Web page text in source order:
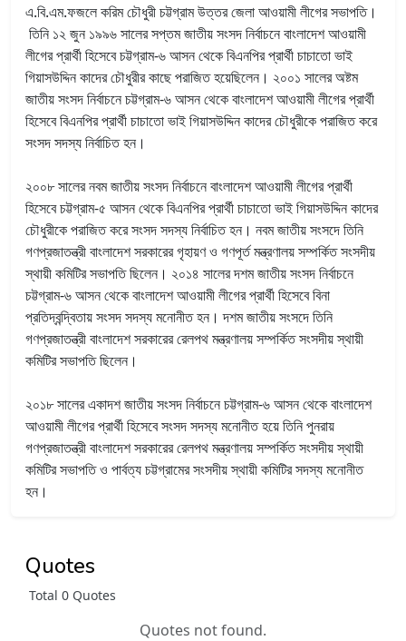
এ.বি.এম.ফজলে করিম চৌধুরী চট্টগ্রাম উত্তর জেলা আওয়ামী লীগের সভাপতি।
তিনি ১২ জুন ১৯৯৬ সালের সপ্তম জাতীয় সংসদ নির্বাচনে বাংলাদেশ আওয়ামী
লীগের প্রার্থী হিসেবে চট্টগ্রাম-৬ আসন থেকে বিএনপির প্রার্থী চাচাতো ভাই
গিয়াসউদ্দিন কাদের চৌধুরীর কাছে পরাজিত হয়েছিলেন। ২০০১ সালের অষ্টম
জাতীয় সংসদ নির্বাচনে চট্টগ্রাম-৬ আসন থেকে বাংলাদেশ আওয়ামী লীগের প্রার্থী
হিসেবে বিএনপির প্রার্থী চাচাতো ভাই গিয়াসউদ্দিন কাদের চৌধুরীকে পরাজিত করে
সংসদ সদস্য নির্বাচিত হন।
২০০৮ সালের নবম জাতীয় সংসদ নির্বাচনে বাংলাদেশ আওয়ামী লীগের প্রার্থী
হিসেবে চট্টগ্রাম-৫ আসন থেকে বিএনপির প্রার্থী চাচাতো ভাই গিয়াসউদ্দিন কাদের
চৌধুরীকে পরাজিত করে সংসদ সদস্য নির্বাচিত হন। নবম জাতীয় সংসদে তিনি
গণপ্রজাতন্ত্রী বাংলাদেশ সরকারের গৃহায়ণ ও গণপূর্ত মন্ত্রণালয় সম্পর্কিত সংসদীয়
স্থায়ী কমিটির সভাপতি ছিলেন। ২০১৪ সালের দশম জাতীয় সংসদ নির্বাচনে
চট্টগ্রাম-৬ আসন থেকে বাংলাদেশ আওয়ামী লীগের প্রার্থী হিসেবে বিনা
প্রতিদ্বন্দ্বিতায় সংসদ সদস্য মনোনীত হন। দশম জাতীয় সংসদে তিনি
গণপ্রজাতন্ত্রী বাংলাদেশ সরকারের রেলপথ মন্ত্রণালয় সম্পর্কিত সংসদীয় স্থায়ী
কমিটির সভাপতি ছিলেন।
২০১৮ সালের একাদশ জাতীয় সংসদ নির্বাচনে চট্টগ্রাম-৬ আসন থেকে বাংলাদেশ
আওয়ামী লীগের প্রার্থী হিসেবে সংসদ সদস্য মনোনীত হয়ে তিনি পুনরায়
গণপ্রজাতন্ত্রী বাংলাদেশ সরকারের রেলপথ মন্ত্রণালয় সম্পর্কিত সংসদীয় স্থায়ী
কমিটির সভাপতি ও পার্বত্য চট্টগ্রামের সংসদীয় স্থায়ী কমিটির সদস্য মনোনীত
হন।
Quotes
Total 0 Quotes
Quotes not found.